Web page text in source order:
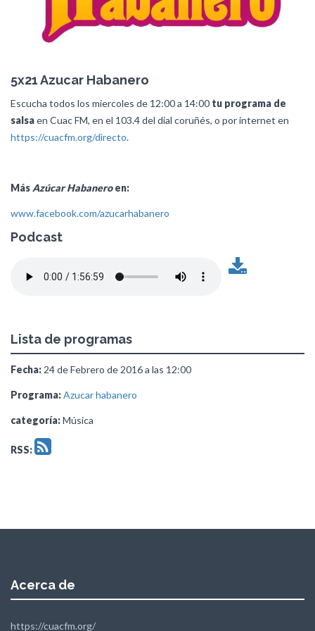
5x21 Azucar Habanero
Escucha todos los miercoles de 12:00 a 14:00 tu programa de
salsaen Cuac FM, en el 103.4 del dial coruñés, o por internet en
https://cuacfm.org/directo.
Más Azúcar Habaneroen:
www.facebook.com/azucarhabanero
Podcast
Lista de programas
Fecha: 24 de Febrero de 2016 a las 12:00
Programa:Azucar habanero
categoría:Música
RSS:
Acerca de
https://cuacfm.org/